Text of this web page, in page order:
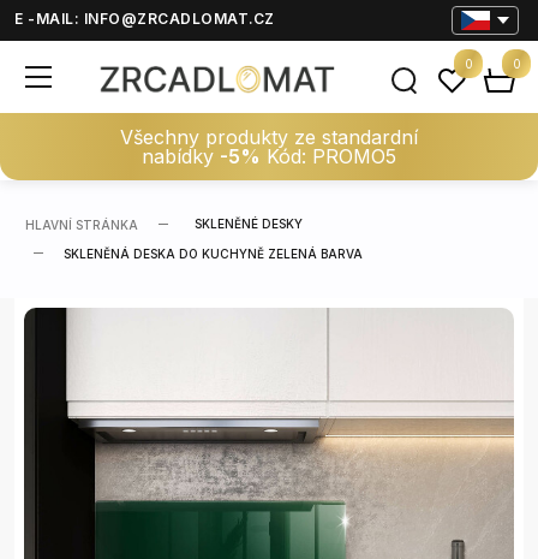
E -MAIL: INFO@ZRCADLOMAT.CZ
Všechny produkty ze standardní
nabídky -5% Kód: PROMO5
0 0
HLAVNÍ STRÁNKA SKLENĚNÉ DESKY
SKLENĚNÁ DESKA DO KUCHYNĚ ZELENÁ BARVA